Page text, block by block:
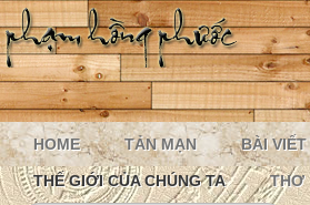
HOME TẢN MẠN BÀI VIẾT
THẾ GIỚI CỦA CHÚNG TA THƠ